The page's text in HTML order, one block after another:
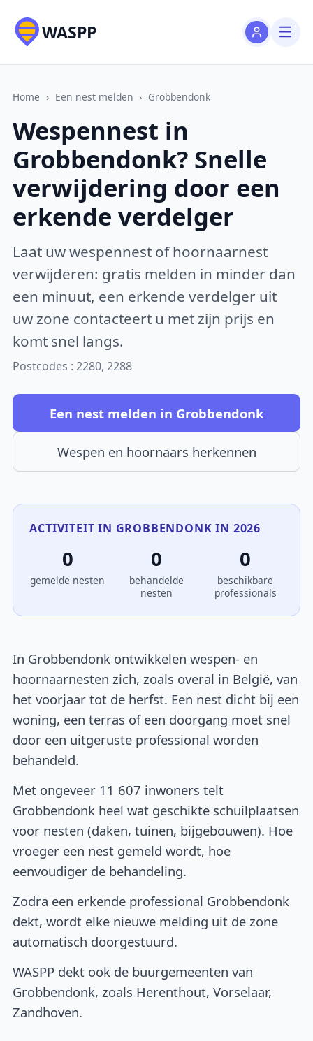
WASPP
Home › Een nest melden › Grobbendonk
Wespennest in
Grobbendonk? Snelle
verwijdering door een
erkende verdelger
Laat uw wespennest of hoornaarnest
verwijderen: gratis melden in minder dan
een minuut, een erkende verdelger uit
uw zone contacteert u met zijn prijs en
komt snel langs.
Postcodes : 2280, 2288
Een nest melden in Grobbendonk
Wespen en hoornaars herkennen
ACTIVITEIT IN GROBBENDONK IN 2026
0
gemelde nesten
0
behandelde
nesten
0
beschikbare
professionals
In Grobbendonk ontwikkelen wespen- en
hoornaarnesten zich, zoals overal in België, van
het voorjaar tot de herfst. Een nest dicht bij een
woning, een terras of een doorgang moet snel
door een uitgeruste professional worden
behandeld.
Met ongeveer 11 607 inwoners telt
Grobbendonk heel wat geschikte schuilplaatsen
voor nesten (daken, tuinen, bijgebouwen). Hoe
vroeger een nest gemeld wordt, hoe
eenvoudiger de behandeling.
Zodra een erkende professional Grobbendonk
dekt, wordt elke nieuwe melding uit de zone
automatisch doorgestuurd.
WASPP dekt ook de buurgemeenten van
Grobbendonk, zoals Herenthout, Vorselaar,
Zandhoven.